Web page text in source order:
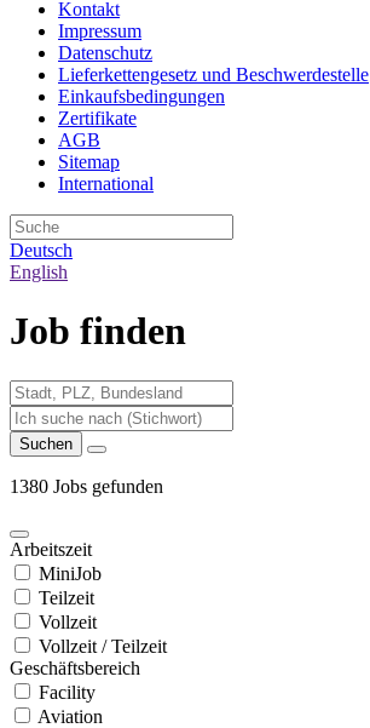
Kontakt
Impressum
Datenschutz
Lieferkettengesetz und Beschwerdestelle
Einkaufsbedingungen
Zertifikate
AGB
Sitemap
International
Deutsch
English
Job finden
Suchen
1380 Jobs gefunden
Arbeitszeit
MiniJob
Teilzeit
Vollzeit
Vollzeit / Teilzeit
Geschäftsbereich
Facility
Aviation